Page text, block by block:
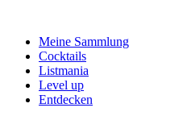
Meine Sammlung
Cocktails
Listmania
Level up
Entdecken